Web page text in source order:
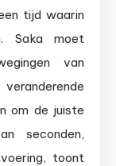
tijd waarin
Saka moet
van
om de juiste
seconden,
toont